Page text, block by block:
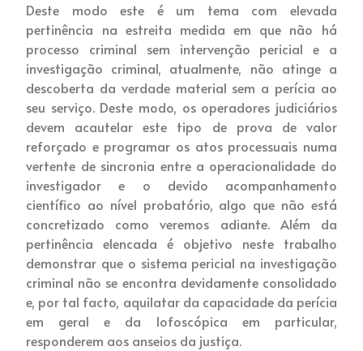
Deste modo este é um tema com elevada
pertinência na estreita medida em que não há
processo criminal sem intervenção pericial e a
investigação criminal, atualmente, não atinge a
descoberta da verdade material sem a perícia ao
seu serviço. Deste modo, os operadores judiciários
devem acautelar este tipo de prova de valor
reforçado e programar os atos processuais numa
vertente de sincronia entre a operacionalidade do
investigador e o devido acompanhamento
científico ao nível probatório, algo que não está
concretizado como veremos adiante. Além da
pertinência elencada é objetivo neste trabalho
demonstrar que o sistema pericial na investigação
criminal não se encontra devidamente consolidado
e, por tal facto, aquilatar da capacidade da perícia
em geral e da lofoscópica em particular,
responderem aos anseios da justiça.